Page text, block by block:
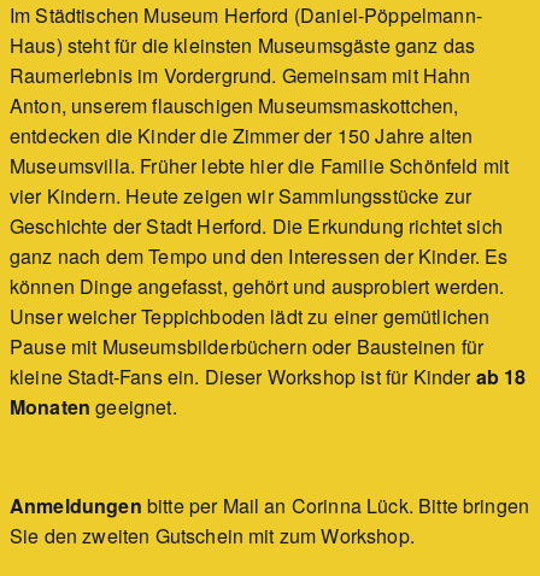
Im Städtischen Museum Herford (Daniel-Pöppelmann-
Haus) steht für die kleinsten Museumsgäste ganz das
Raumerlebnis im Vordergrund. Gemeinsam mit Hahn
Anton, unserem flauschigen Museumsmaskottchen,
entdecken die Kinder die Zimmer der 150 Jahre alten
Museumsvilla. Früher lebte hier die Familie Schönfeld mit
vier Kindern. Heute zeigen wir Sammlungsstücke zur
Geschichte der Stadt Herford. Die Erkundung richtet sich
ganz nach dem Tempo und den Interessen der Kinder. Es
können Dinge angefasst, gehört und ausprobiert werden.
Unser weicher Teppichboden lädt zu einer gemütlichen
Pause mit Museumsbilderbüchern oder Bausteinen für
kleine Stadt-Fans ein. Dieser Workshop ist für Kinderab 18
Monaten geeignet.
Anmeldungen bitte per Mail an Corinna Lück. Bitte bringen
Sie den zweiten Gutschein mit zum Workshop.